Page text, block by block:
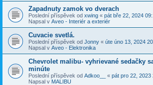
Zapadnuty zamok vo dverach
Poslední příspěvek od xwing « pát bře 22, 2024
Napsal v Aveo - Interiér a exteriér
Cuvacie svetlá.
Poslední příspěvek od Jonny « úte úno 13, 2024
Napsal v Aveo - Elektronika
Chevrolet malibu- vyhrievané sedačky
minúte
Poslední příspěvek od Adkoo__ « pát pro 22, 2023
Napsal v MALIBU